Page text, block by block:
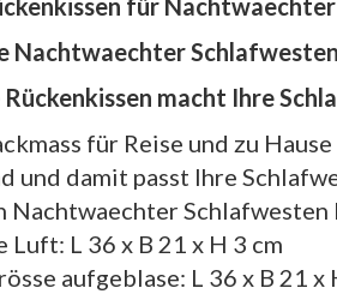
Nachtwaechter
Rückenkissen macht Ihre
für Reise und zu Hause
und damit passt Ihre
Nachtwaechter Schlafwesten
Luft: L 36 x B 21 x H 3 cm
aufgeblase: L 36 x B 21 x